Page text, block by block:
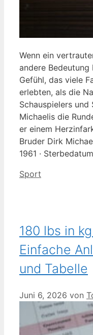
Wenn ein
andere
Gefühl, das viele
erlebten, als die
Schauspielers
Michaelis die
er einem
Bruder Dirk
1961 ·
Kategorien
Sport
180 lbs in
Einfache
und Tabelle
Juni 6, 2026 von